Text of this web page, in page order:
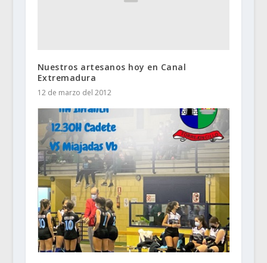
Nuestros artesanos hoy en Canal
Extremadura
12 de marzo del 2012